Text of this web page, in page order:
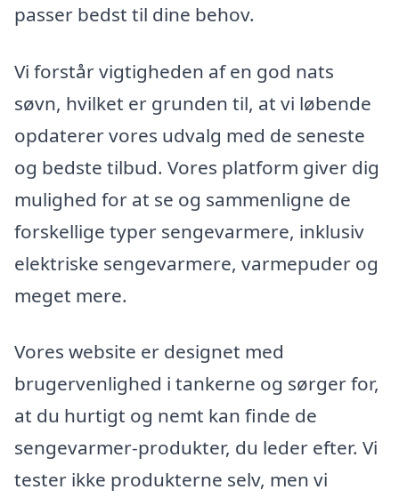
passer bedst til dine behov.
Vi forstår vigtigheden af en god nats
søvn, hvilket er grunden til, at vi løbende
opdaterer vores udvalg med de seneste
og bedste tilbud. Vores platform giver dig
mulighed for at se og sammenligne de
forskellige typer sengevarmere, inklusiv
elektriske sengevarmere, varmepuder og
meget mere.
Vores website er designet med
brugervenlighed i tankerne og sørger for,
at du hurtigt og nemt kan finde de
sengevarmer-produkter, du leder efter. Vi
tester ikke produkterne selv, men vi